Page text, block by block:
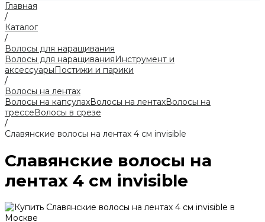
Главная
/
Каталог
/
Волосы для наращивания
Волосы для наращиванияИнструмент и
аксессуарыПостижи и парики
/
Волосы на лентах
Волосы на капсулахВолосы на лентахВолосы на
трессеВолосы в срезе
/
Славянские волосы на лентах 4 см invisible
Славянские волосы на
лентах 4 см invisible